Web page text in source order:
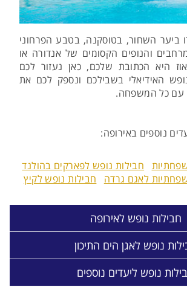
ביער השחור, בטוסקנה, בטבע הפרחוני
והנופים הקסומים של אנדורה או
היא הכתובת שלכם, כאן נעזור לכם
האידיאלי בשבילכם ונספק לכם את
עם כל המשפחה.
נוספים באירופה:
חבילות נופש לפארקים בהולנד
לאגם גרדה
חבילות נופש לקיץ
חבילות נופש לאירופה
נופש לאגן הים התיכון
נופש ליעדים נוספים